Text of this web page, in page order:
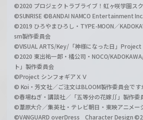
©2020 プロジェクトラブライブ！虹ヶ咲学園ス
©SUNRISE ©BANDAI NAMCO Entertainment Inc.
©2019 ひろやまひろし・TYPE-MOON／
sm製作委員会
©VISUAL ARTS/Key/「神様になった日」Project
©2020 東出祐一郎・橘公司・NOCO/
ト」製作委員会
©Project シンフォギアＸＶ
© Koi・芳文社／ご注文はBLOOM製作委員会です
©春場ねぎ・講談社／「五等分の花嫁∬」製作委
©葦原大介／集英社・テレビ朝日・東映アニメー
©VANGUARD overDress Character Design